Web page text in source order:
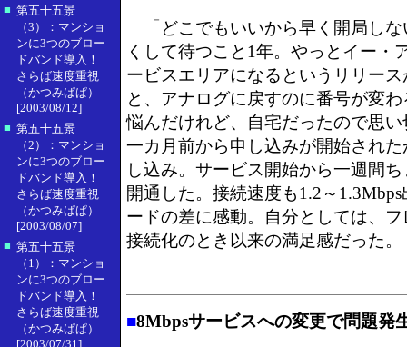
■ 第五十五景
（3）：マンショ
ンに3つのブロー
ドバンド導入！
さらば速度重視
（かつみぱぱ）
[2003/08/12]
■ 第五十五景
（2）：マンショ
ンに3つのブロー
ドバンド導入！
さらば速度重視
（かつみぱぱ）
[2003/08/07]
■ 第五十五景
（1）：マンショ
ンに3つのブロー
ドバンド導入！
さらば速度重視
（かつみぱぱ）
[2003/07/31]
「どこでもいいから早く開局しな
くして待つこと1年。やっとイー・
ービスエリアになるというリリー
と、アナログに戻すのに番号が変
悩んだけれど、自宅だったので思
一カ月前から申し込みが開始され
し込み。サービス開始から一週間
開通した。接続速度も1.2～
ードの差に感動。自分としては、
接続化のとき以来の満足感だった。
■8Mbpsサービスへの変更で問題発